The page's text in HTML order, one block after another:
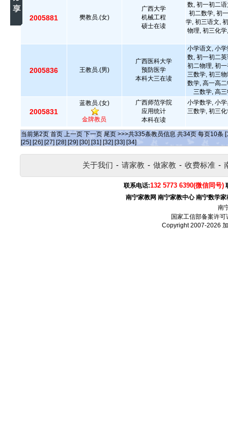
2005881 樊教员.(女)
广西大学
机械工程
硕士在读
数, 初一初二
初二数学, 初
学, 初三语文,
物理, 初三化
2005836 王教员.(男)
广西医科大学
预防医学
本科大三在读
小学语文, 小
数, 初一初二
初二物理, 初
三数学, 初三
数学, 高一高
三数学, 高
2005831
蓝教员.(女)
金牌教员
广西师范学院
应用统计
本科在读
小学数学, 小
三数学, 初三
当前第2页 首页 上一页 下一页 尾页 >>>共335条教员信息 共34页 每页10条
[25] [26] [27] [28] [29] [30] [31] [32] [33] [34]
关于我们 - 请家教 - 做家教 - 收费标准 -
联系电话:132 5773 6390(微信同号)
南宁家教网 南宁家教中心 南宁数学家
南
国家工信部备案许可
Copyright 2007-2026